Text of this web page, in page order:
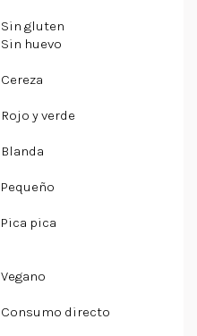
Sin gluten
Sin huevo
Cereza
Rojo y verde
Blanda
Pequeño
Pica pica
Vegano
Consumo directo